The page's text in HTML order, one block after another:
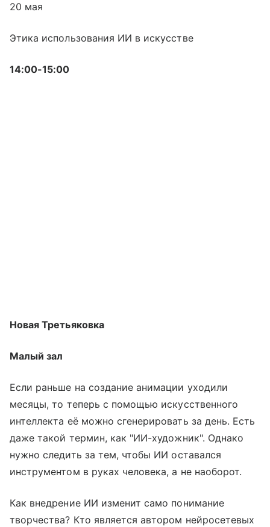
20 мая
Этика использования ИИ в искусстве
14:00-15:00
Новая Третьяковка
Малый зал
Если раньше на создание анимации уходили
месяцы, то теперь с помощью искусственного
интеллекта её можно сгенерировать за день. Есть
даже такой термин, как "ИИ-художник". Однако
нужно следить за тем, чтобы ИИ оставался
инструментом в руках человека, а не наоборот.
Как внедрение ИИ изменит само понимание
творчества? Кто является автором нейросетевых